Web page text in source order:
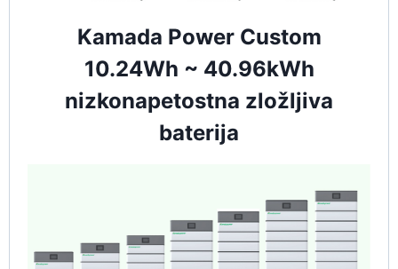
Kamada Power Custom
10.24Wh ~ 40.96kWh
nizkonapetostna zložljiva
baterija